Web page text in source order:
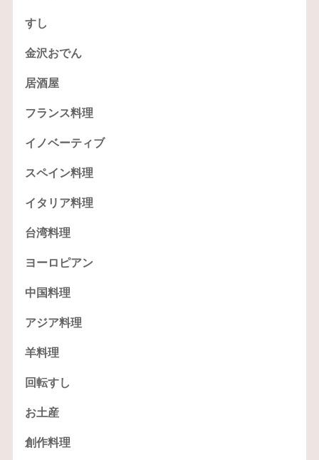
すし
金沢おでん
居酒屋
フランス料理
イノベーティブ
スペイン料理
イタリア料理
台湾料理
ヨーロピアン
中国料理
アジア料理
羊料理
回転すし
お土産
創作料理